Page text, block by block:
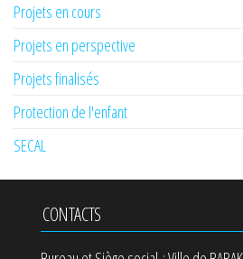
Projets en cours
Projets en perspective
Projets finalisés
Protection de l'enfant
SECAL
CONTACTS